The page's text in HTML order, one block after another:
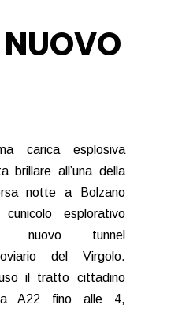
NUOVO
carica esplosiva
brillare all’una della
notte a Bolzano
cunicolo esplorativo
nuovo tunnel
del Virgolo.
il tratto cittadino
A22 fino alle 4,